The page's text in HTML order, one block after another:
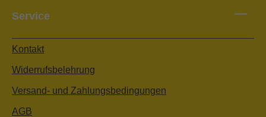
Service
Kontakt
Widerrufsbelehrung
Versand- und Zahlungsbedingungen
AGB